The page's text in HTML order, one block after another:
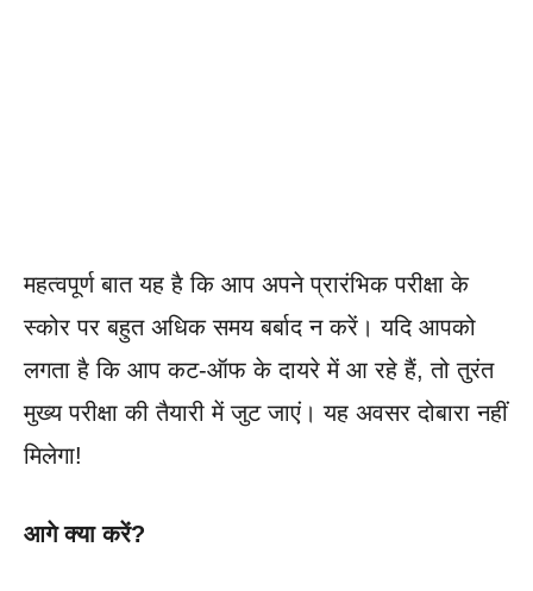
महत्वपूर्ण बात यह है कि आप अपने प्रारंभिक परीक्षा के
स्कोर पर बहुत अधिक समय बर्बाद न करें। यदि आपको
लगता है कि आप कट-ऑफ के दायरे में आ रहे हैं, तो तुरंत
मुख्य परीक्षा की तैयारी में जुट जाएं। यह अवसर दोबारा नहीं
मिलेगा!
आगे क्या करें?